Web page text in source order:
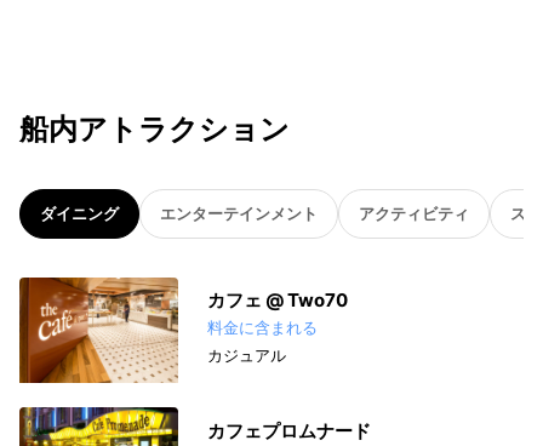
船内アトラクション
ダイニング エンターテインメント アクティビティ ス
カフェ @ Two70
料金に含まれる
カジュアル
カフェプロムナード